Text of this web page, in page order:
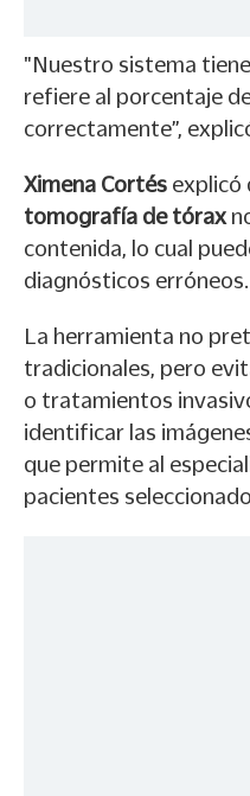
"Nuestro sistema
refiere al porcentaje
correctamente”,
Ximena Cortés explicó
tomografía de tórax
contenida, lo cual
diagnósticos erróneos.
La herramienta no
tradicionales, pero
o tratamientos
identificar las
que permite al
pacientes